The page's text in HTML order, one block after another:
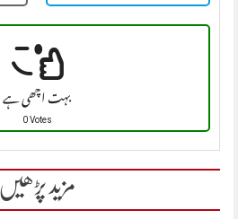
بہت اچھی ہے
0 Votes
مزید پڑھیں